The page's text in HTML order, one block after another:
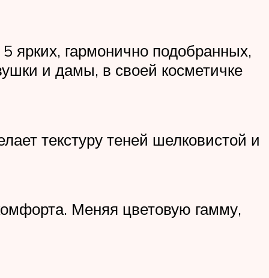
ярких, гармонично подобранных,
и дамы, в своей косметичке
текстуру теней шелковистой и
Меняя цветовую гамму,